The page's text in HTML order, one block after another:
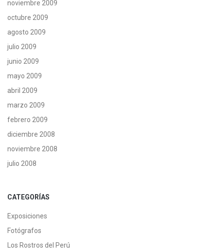
noviembre 2009
octubre 2009
agosto 2009
julio 2009
junio 2009
mayo 2009
abril 2009
marzo 2009
febrero 2009
diciembre 2008
noviembre 2008
julio 2008
CATEGORÍAS
Exposiciones
Fotógrafos
Los Rostros del Perú